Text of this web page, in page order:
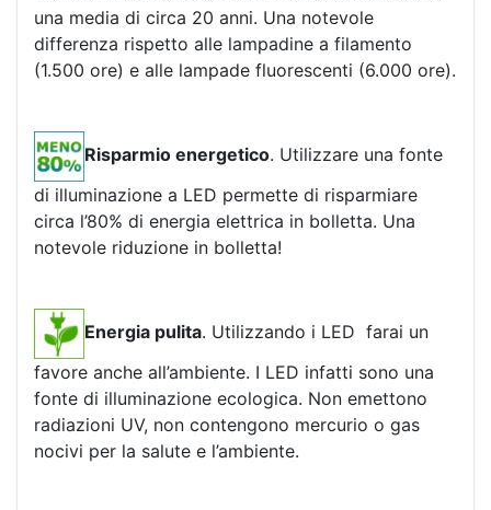
una media di circa 20 anni. Una notevole
differenza rispetto alle lampadine a filamento
(1.500 ore) e alle lampade fluorescenti (6.000 ore).
Risparmio energetico. Utilizzare una fonte
di illuminazione a LED permette di risparmiare
circa l’80% di energia elettrica in bolletta. Una
notevole riduzione in bolletta!
Energia pulita. Utilizzando i LED farai un
favore anche all’ambiente. I LED infatti sono una
fonte di illuminazione ecologica. Non emettono
radiazioni UV, non contengono mercurio o gas
nocivi per la salute e l’ambiente.